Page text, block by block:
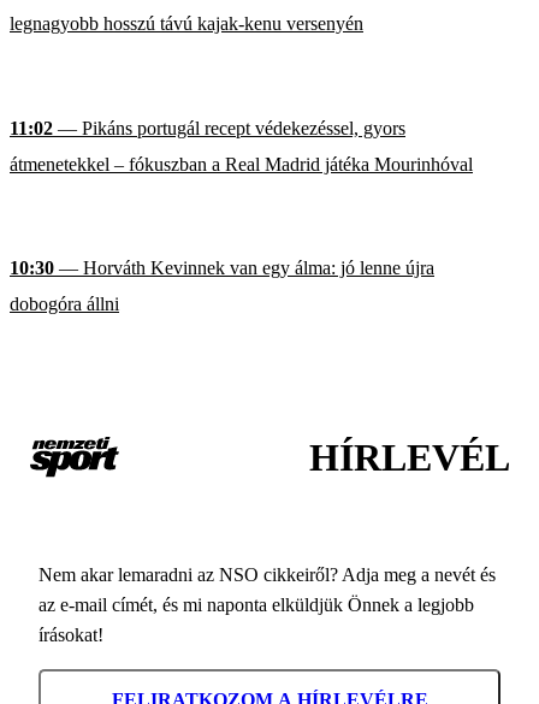
legnagyobb hosszú távú kajak-kenu versenyén
11:02 — Pikáns portugál recept védekezéssel, gyors
átmenetekkel – fókuszban a Real Madrid játéka Mourinhóval
10:30 — Horváth Kevinnek van egy álma: jó lenne újra
dobogóra állni
HÍRLEVÉL
Nem akar lemaradni az NSO cikkeiről? Adja meg a nevét és
az e-mail címét, és mi naponta elküldjük Önnek a legjobb
írásokat!
FELIRATKOZOM A HÍRLEVÉLRE